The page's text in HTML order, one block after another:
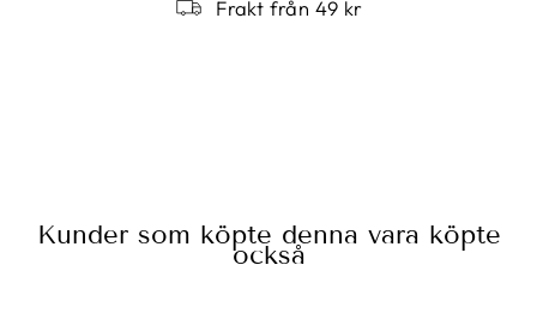
Frakt från 49 kr
Kunder som köpte denna vara köpte
också